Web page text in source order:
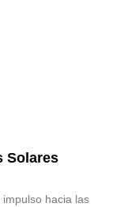
Solares
hacia las